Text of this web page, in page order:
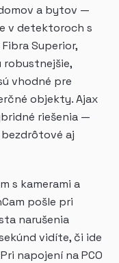
a bytov —
v detektoroch s
Superior,
robustnejšie,
vhodné pre
objekty. Ajax
riešenia —
aj
s kamerami a
pošle pri
narušenia
vidíte, či ide
napojení na PCO